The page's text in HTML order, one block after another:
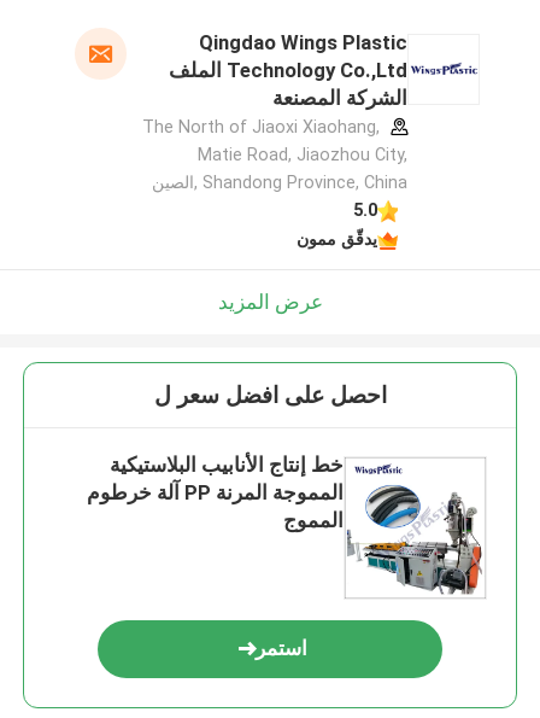
Qingdao Wings Plastic
Technology Co.,Ltd الملف
الشركة المصنعة
The North of Jiaoxi Xiaohang,
Matie Road, Jiaozhou City,
Shandong Province, China ,الصين
5.0
يدقّق ممون
عرض المزيد
احصل على افضل سعر ل
خط إنتاج الأنابيب البلاستيكية
المموجة المرنة PP آلة خرطوم
المموج
استمر